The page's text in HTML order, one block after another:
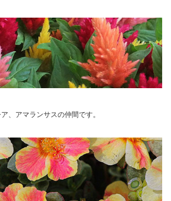
、アマランサスの仲間です。